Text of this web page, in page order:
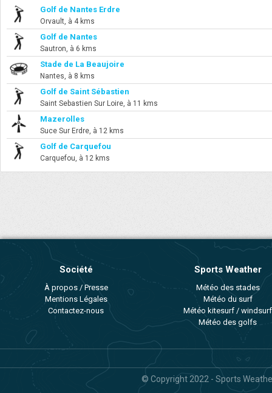
Golf de Nantes Erdre
Orvault, à 4 kms
Golf de Nantes
Sautron, à 6 kms
Stade de La Beaujoire
Nantes, à 8 kms
Golf de Saint Sébastien
Saint Sebastien Sur Loire, à 11 kms
Mazerolles
Suce Sur Erdre, à 12 kms
Golf de Carquefou
Carquefou, à 12 kms
Société
À propos / Presse
Mentions Légales
Contactez-nous
Sports Weather
Météo des stades
Météo du surf
Météo kitesurf / windsurf
Météo des golfs
© Copyright 2022 - Sports